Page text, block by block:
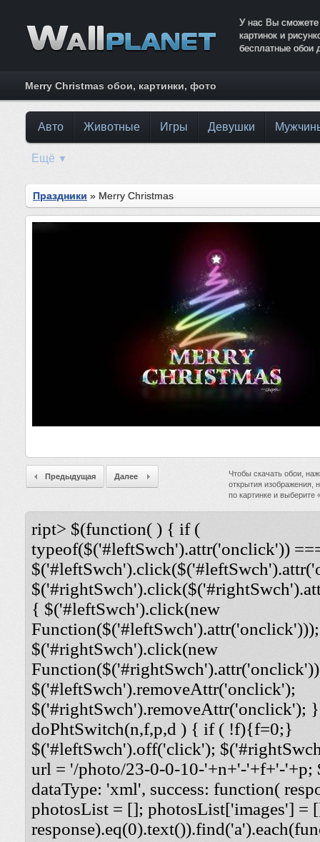
У нас Вы сможете
картинок и
бесплатные обои
Merry Christmas обои, картинки, фото
Авто Животные Игры Девушки
Ещё ▼
Праздники » Merry Christmas
Чтобы скачать обои,
открытия изображения,
по картинке и
Предыдущая Далее
ript> $(function( ) { if (
typeof($('#leftSwch').attr('onclick'))
{ $('#leftSwch').click(new
Function($('#leftSwch').attr('onclick')));
$('#rightSwch').click(new
$('#leftSwch').removeAttr('onclick');
$('#rightSwch').removeAttr('onclick');
doPhtSwitch(n,f,p,d ) { if ( !f){f=0;}
$('#leftSwch').off('click');
url = '/photo/23-0-0-10-'+n+'-'+f+'-'+p;
dataType: 'xml', success: function(
photosList = []; photosList['images'] =